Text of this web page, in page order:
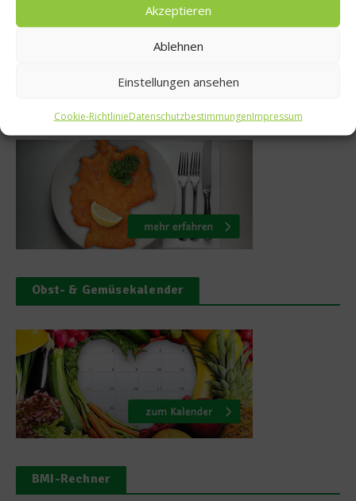
Akzeptieren
Ablehnen
Einstellungen ansehen
Cookie-RichtlinieDatenschutzbestimmungenImpressum
Obst- & Gemüsekalender
BMI-Rechner